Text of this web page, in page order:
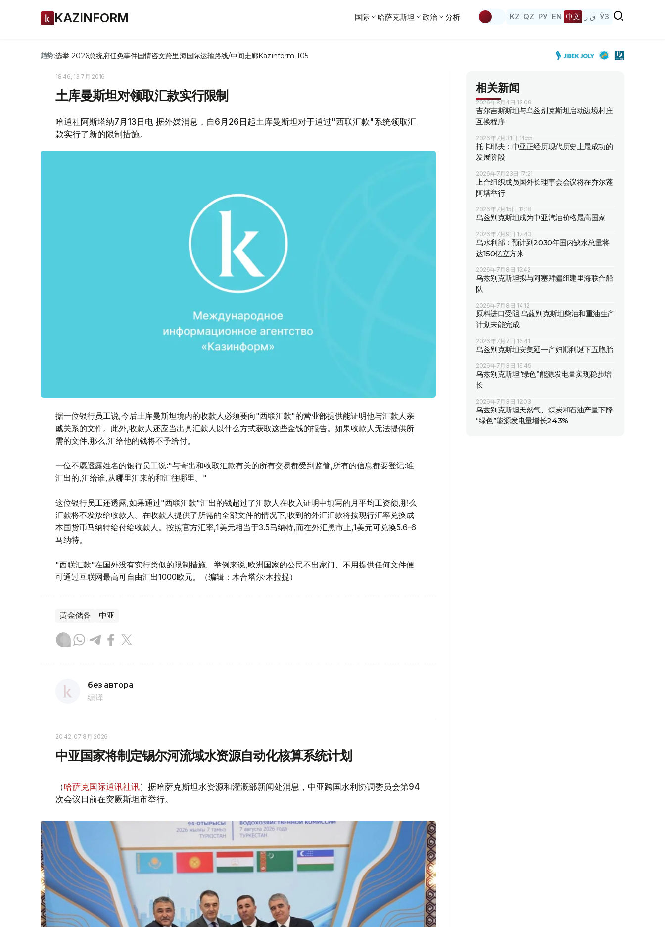
KAZINFORM 国际 哈萨克斯坦 政治 分析 KZ QZ РУ EN 中文 ق ز ЎЗ
趋势:选举-2026总统府任免事件国情咨文跨里海国际运输路线/中间走廊Kazinform-105
18:46, 13 7月 2016
土库曼斯坦对领取汇款实行限制
哈通社阿斯塔纳7月13日电 据外媒消息，自6月26日起土库曼斯坦对于通过"西联汇款"系统领取汇
款实行了新的限制措施。
据一位银行员工说,今后土库曼斯坦境内的收款人必须要向"西联汇款"的营业部提供能证明他与汇款人亲
戚关系的文件。此外,收款人还应当出具汇款人以什么方式获取这些金钱的报告。如果收款人无法提供所
需的文件,那么,汇给他的钱将不予给付。
一位不愿透露姓名的银行员工说:"与寄出和收取汇款有关的所有交易都受到监管,所有的信息都要登记:谁
汇出的,汇给谁,从哪里汇来的和汇往哪里。"
这位银行员工还透露,如果通过"西联汇款"汇出的钱超过了汇款人在收入证明中填写的月平均工资额,那么
汇款将不发放给收款人。在收款人提供了所需的全部文件的情况下,收到的外汇汇款将按现行汇率兑换成
本国货币马纳特给付给收款人。按照官方汇率,1美元相当于3.5马纳特,而在外汇黑市上,1美元可兑换5.6-6
马纳特。
"西联汇款"在国外没有实行类似的限制措施。举例来说,欧洲国家的公民不出家门、不用提供任何文件便
可通过互联网最高可自由汇出1000欧元。（编辑：木合塔尔·木拉提）
黄金储备 中亚
без автора
编译
20:42, 07 8月 2026
中亚国家将制定锡尔河流域水资源自动化核算系统计划
（哈萨克国际通讯社讯）据哈萨克斯坦水资源和灌溉部新闻处消息，中亚跨国水利协调委员会第94
次会议日前在突厥斯坦市举行。
相关新闻
2026年8月4日 13:09
吉尔吉斯斯坦与乌兹别克斯坦启动边境村庄
互换程序
2026年7月31日 14:55
托卡耶夫：中亚正经历现代历史上最成功的
发展阶段
2026年7月23日 17:21
上合组织成员国外长理事会会议将在乔尔蓬
阿塔举行
2026年7月15日 12:18
乌兹别克斯坦成为中亚汽油价格最高国家
2026年7月9日 17:43
乌水利部：预计到2030年国内缺水总量将
达150亿立方米
2026年7月8日 15:42
乌兹别克斯坦拟与阿塞拜疆组建里海联合船
队
2026年7月8日 14:12
原料进口受阻 乌兹别克斯坦柴油和重油生产
计划未能完成
2026年7月7日 16:41
乌兹别克斯坦安集延一产妇顺利诞下五胞胎
2026年7月3日 19:49
乌兹别克斯坦“绿色”能源发电量实现稳步增
长
2026年7月3日 12:03
乌兹别克斯坦天然气、煤炭和石油产量下降
“绿色”能源发电量增长24.3%